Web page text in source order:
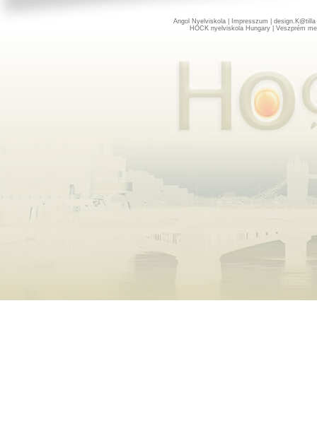
Angol Nyelviskola Impresszum | design. K@tilla
HOCK nyelviskola Hungary | Veszprém